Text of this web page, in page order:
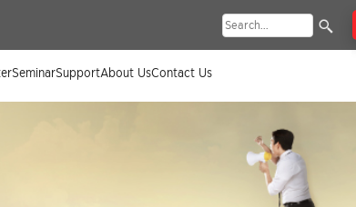
SeminarSupportAbout UsContact Us